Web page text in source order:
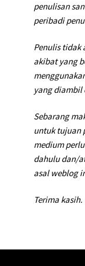
penulisan
peribadi
Penulis tidak
akibat yang
yang diambil
Sebarang
untuk tujuan
medium
dahulu dan/
asal weblog
Terima kasih.